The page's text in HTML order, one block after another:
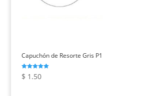
Capuchón de Resorte Gris P1
Valorado con
5.00
$ 1.50